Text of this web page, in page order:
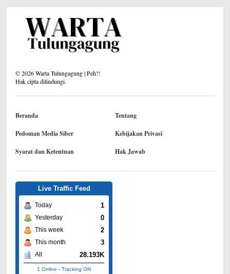
©2026Warta Tulungagung | Peh!!
Hak cipta dilindungi.
Beranda Tentang
Pedoman Media Siber Kebijakan Privasi
Syarat dan Ketentuan Hak Jawab
Live Traffic Feed
Today 1
Yesterday 0
This week 2
This month 3
All 28.193K
1 Online -Tracking ON